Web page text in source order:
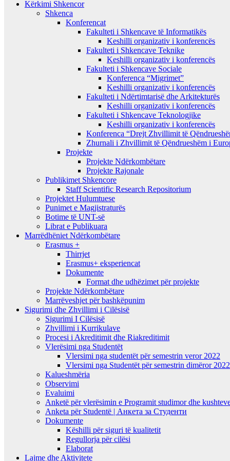
Kërkimi Shkencor
Shkenca
Konferencat
Fakulteti i Shkencave të Informatikës
Keshilli organizativ i konferencës
Fakulteti i Shkencave Teknike
Keshilli organizativ i konferencës
Fakulteti i Shkencave Sociale
Konferenca “Migrimet”
Keshilli organizativ i konferencës
Fakulteti i Ndërtimtarisë dhe Arkitekturës
Keshilli organizativ i konferencës
Fakulteti i Shkencave Teknologjike
Keshilli organizativ i konferencës
Konferenca “Drejt Zhvillimit të
Zhurnali i Zhvillimit të Qëndrueshëm i
Projekte
Projekte Ndërkombëtare
Projekte Rajonale
Publikimet Shkencore
Staff Scientific Research Repositorium
Projektet Hulumtuese
Punimet e Magjistraturës
Botime të UNT-së
Librat e Publikuara
Marrëdhëniet Ndërkombëtare
Erasmus +
Thirrjet
Erasmus+ eksperiencat
Dokumente
Format dhe udhëzimet për projekte
Projekte Ndërkombëtare
Marrëveshjet për bashkëpunim
Sigurimi dhe Zhvillimi i Cilësisë
Sigurimi I Cilësisë
Zhvillimi i Kurrikulave
Procesi i Akreditimit dhe Riakreditimit
Vlerësimi nga Studentët
Vlersimi nga studentët për semestrin veror 2022
Vlersimi nga Studentët për semestrin dimëror
Kalueshmëria
Observimi
Evaluimi
Anketë për vlerësimin e Programit studimor dhe
Anketa për Studentë | Анкета за Студенти
Dokumente
Këshilli për siguri të kualitetit
Regullorja për cilësi
Elaborat
Lajme dhe Aktivitete